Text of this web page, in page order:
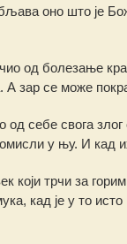
оно што је
од болезање
зар се може
од себе свога
у њу. И кад
који трчи за
кад је у то